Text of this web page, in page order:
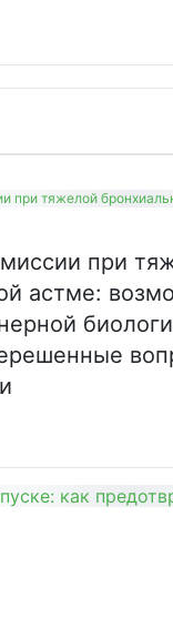
при
астме: